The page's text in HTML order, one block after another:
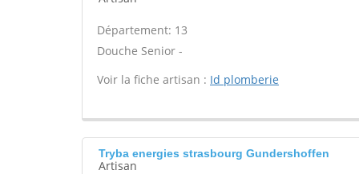
Département: 13
Douche Senior -
Voir la fiche artisan : Id plomberie
Tryba energies strasbourg Gundershoffen
Artisan